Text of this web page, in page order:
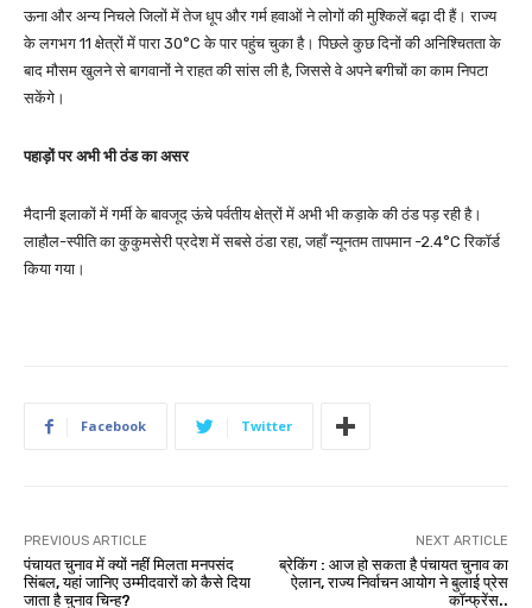
ऊना और अन्य निचले जिलों में तेज धूप और गर्म हवाओं ने लोगों की मुश्किलें बढ़ा दी हैं। राज्य
के लगभग 11 क्षेत्रों में पारा 30°C के पार पहुंच चुका है। पिछले कुछ दिनों की अनिश्चितता के
बाद मौसम खुलने से बागवानों ने राहत की सांस ली है, जिससे वे अपने बगीचों का काम निपटा
सकेंगे।
पहाड़ों पर अभी भी ठंड का असर
मैदानी इलाकों में गर्मी के बावजूद ऊंचे पर्वतीय क्षेत्रों में अभी भी कड़ाके की ठंड पड़ रही है।
लाहौल-स्पीति का कुकुमसेरी प्रदेश में सबसे ठंडा रहा, जहाँ न्यूनतम तापमान -2.4°C रिकॉर्ड
किया गया।
Facebook Twitter
PREVIOUS ARTICLE
पंचायत चुनाव में क्यों नहीं मिलता मनपसंद
सिंबल, यहां जानिए उम्मीदवारों को कैसे दिया
जाता है चुनाव चिन्ह?
NEXT ARTICLE
ब्रेकिंग : आज हो सकता है पंचायत चुनाव का
ऐलान, राज्य निर्वाचन आयोग ने बुलाई प्रेस
कॉन्फ्रेंस..